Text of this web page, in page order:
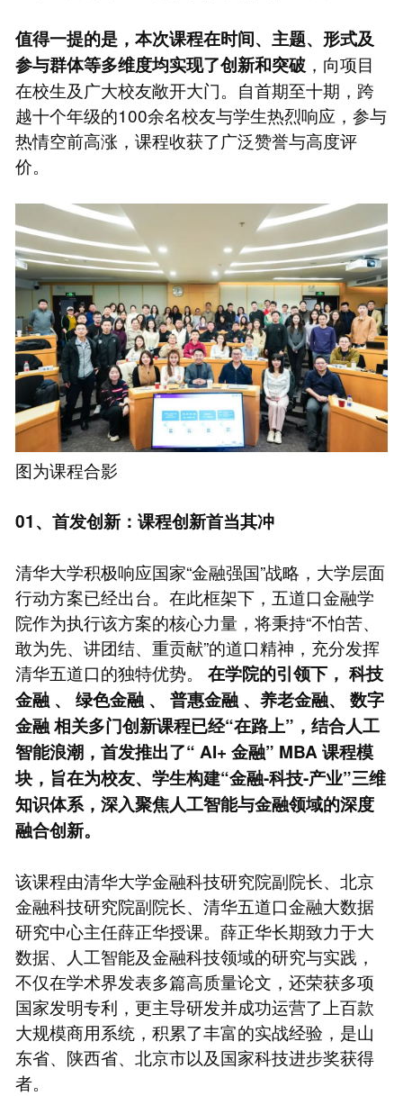
值得一提的是，本次课程在时间、主题、形式及
参与群体等多维度均实现了创新和突破，向项目
在校生及广大校友敞开大门。自首期至十期，跨
越十个年级的100余名校友与学生热烈响应，参与
热情空前高涨，课程收获了广泛赞誉与高度评
价。
图为课程合影
01、首发创新：课程创新首当其冲
清华大学积极响应国家“金融强国”战略，大学层面
行动方案已经出台。在此框架下，五道口金融学
院作为执行该方案的核心力量，将秉持“不怕苦、
敢为先、讲团结、重贡献”的道口精神，充分发挥
清华五道口的独特优势。 在学院的引领下， 科技
金融 、 绿色金融 、 普惠金融 、养老金融、
数字
金融相关多门创新课程已经“在路上”，结合人工
智能浪潮，首发推出了“ AI+ 金融” MBA课程模
块，旨在为校友、学生构建“金融-科技-产业”三维
知识体系，深入聚焦人工智能与金融领域的深度
融合创新。
该课程由清华大学金融科技研究院副院长、北京
金融科技研究院副院长、清华五道口金融大数据
研究中心主任薛正华授课。薛正华长期致力于大
数据、人工智能及金融科技领域的研究与实践，
不仅在学术界发表多篇高质量论文，还荣获多项
国家发明专利，更主导研发并成功运营了上百款
大规模商用系统，积累了丰富的实战经验，是山
东省、陕西省、北京市以及国家科技进步奖获得
者。